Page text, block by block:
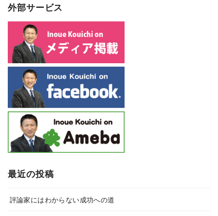
外部サービス
最近の投稿
評論家にはわからない成功への道